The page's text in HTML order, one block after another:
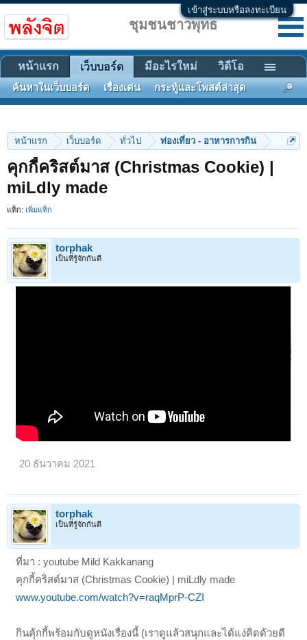
เข้าสู่ระบบหรือลงทะเบียน
หน้าแรก เว็บบอร์ด ทั่วไป ท่องเที่ยว - อาหารการกิน
คุกกี้คริสต์มาส (Christmas Cookie) |
miLdly made
แท็ก: เพิ่มแท็ก
torphak
เป็นที่รู้จักกันดี
20 ธันวาคม 2021
torphak
เป็นที่รู้จักกันดี
ที่มา : youtube Mild Kakkanang
คุกกี้คริสต์มาส (Christmas Cookie) | miLdly made
www.youtube.com/watch?v=raqMprP-CZI
กินคุ้กกี้พร้อมกับดูหนังเรื่องนี้ (เราดูแล้วสนุกและได้แง่คิดด้วยดี
ชุมชนชาวพุทธ
หน้าแรก เว็บบอร์ด
ค้นหาในเว็บบอร์ด เรื่องเด่น กระทู้และโพสต์ล่าสุด
มีอะไรใหม่ วิดีโอ